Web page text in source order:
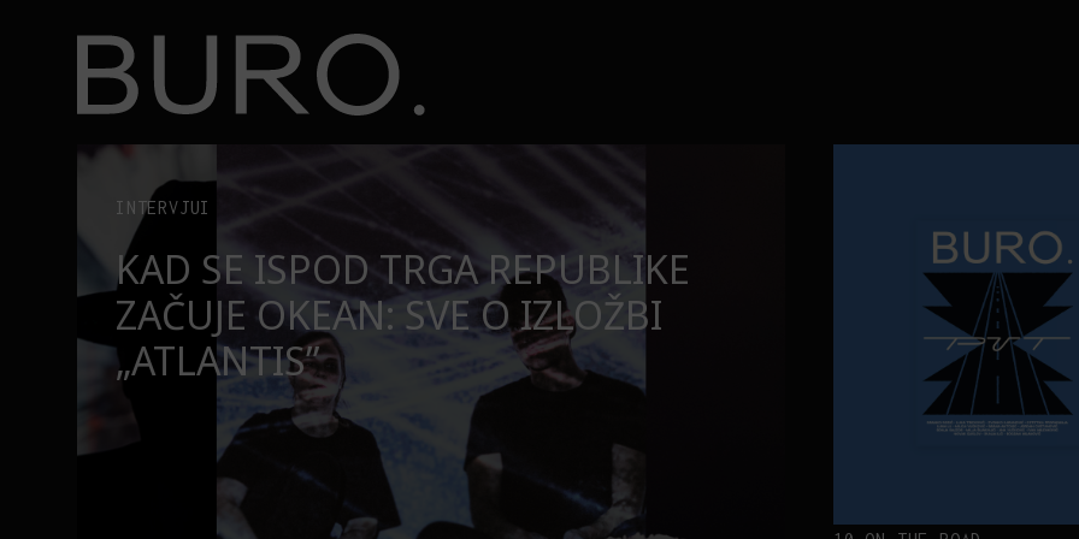
BURO.
BURO.MEN
TOP 10 NAJSMEŠNIJIH MOMENATA
RIKIJA DŽERVEJSA
Top 10 najsmešnijih momenata Rikija Džervejsa
NEOBIČNA
Neobična priča o